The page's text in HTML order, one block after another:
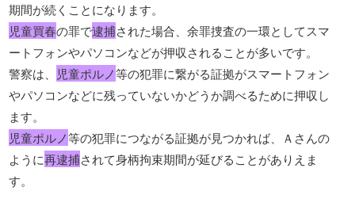
期間が続くことになります。
児童買春の罪で逮捕された場合、余罪捜査の一環としてスマ
ートフォンやパソコンなどが押収されることが多いです。
警察は、
児童ポルノ等の犯罪に繋がる証拠がスマートフォン
やパソコンなどに残っていないかどうか調べるために押収し
ます。
児童ポルノ等の犯罪につながる証拠が見つかれば、Ａさんの
ように再逮捕されて身柄拘束期間が延びることがありえま
す。